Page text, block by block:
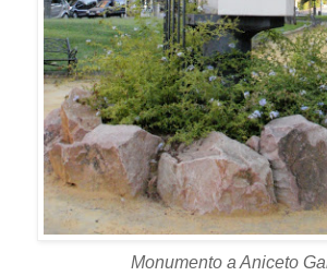
Monumento a Aniceto